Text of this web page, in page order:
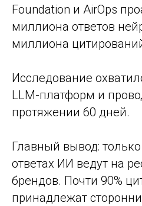
Foundation и AirOps
миллиона ответов
миллиона
Исследование
LLM-платформ и
протяжении 60 дней.
Главный вывод:
ответах ИИ ведут на
брендов. Почти 90%
принадлежат